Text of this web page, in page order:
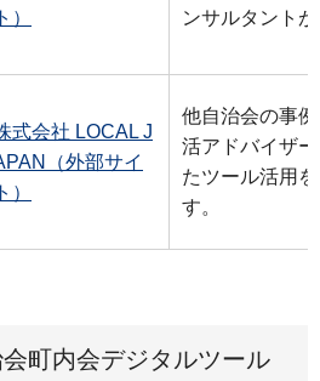
ト）
ンサルタント
式会社 LOCAL J
（外部サイ
ト）
他自治会の事
活アドバイザ
たツール活用
す。
町内会デジタルツール